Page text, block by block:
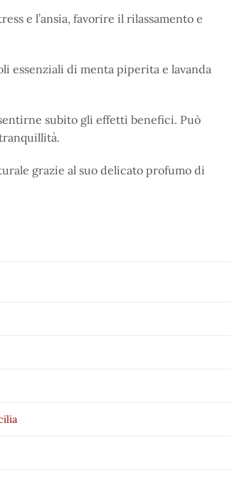
e l’ansia, favorire il rilassamento e
essenziali di menta piperita e lavanda
subito gli effetti benefici. Può
grazie al suo delicato profumo di